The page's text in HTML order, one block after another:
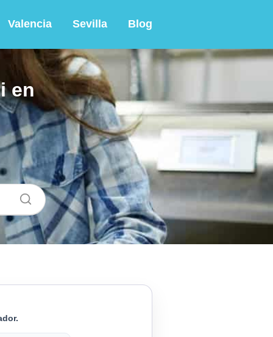
Valencia Sevilla Blog
en